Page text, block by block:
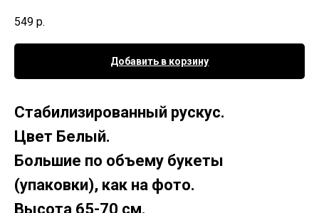
549 р.
Добавить в корзину
Стабилизированный рускус.
Цвет Белый.
Большие по объему букеты
(упаковки), как на фото.
Высота 65-70 см.